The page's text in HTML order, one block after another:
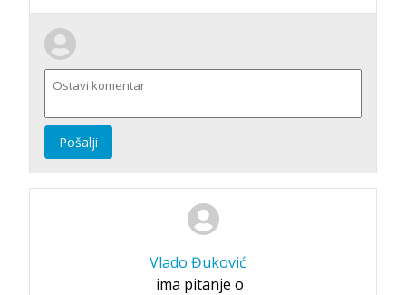
Pošalji
Vlado Đuković
ima pitanje o